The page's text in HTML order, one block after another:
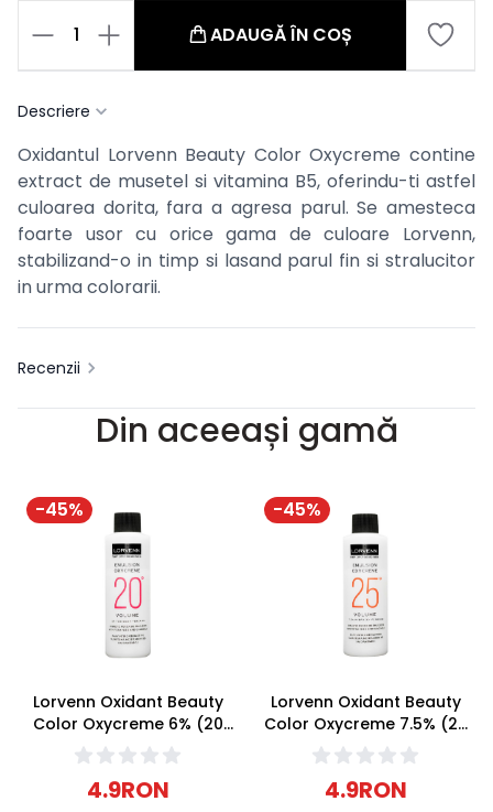
1 ADAUGĂ ÎN COȘ
Descriere
Oxidantul Lorvenn Beauty Color Oxycreme contine
extract de musetel si vitamina B5, oferindu-ti astfel
culoarea dorita, fara a agresa parul. Se amesteca
foarte usor cu orice gama de culoare Lorvenn,
stabilizand-o in timp si lasand parul fin si stralucitor
in urma colorarii.
Recenzii
Din aceeași gamă
-45%
Lorvenn Oxidant Beauty
Color Oxycreme 6% (20
Volume) 70ml
4.9RON
-45%
Lorvenn Oxidant Beauty
Color Oxycreme 7.5% (25
Volume) 70ml
4.9RON